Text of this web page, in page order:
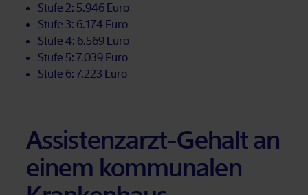
Stu­fe 2: 5.946 Euro
Stu­fe 3: 6.174 Euro
Stu­fe 4: 6.569 Euro
Stu­fe 5: 7.039 Euro
Stu­fe 6: 7.223 Euro
As­sis­tenz­arzt-Ge­halt an
ei­nem kom­mu­na­len